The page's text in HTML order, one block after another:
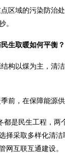
区域的污染防治
。
生取暖如何平衡？
构以煤为主，清
前，在保障能源
都是民生工程，
择采取多样化清
网互联互通建设。